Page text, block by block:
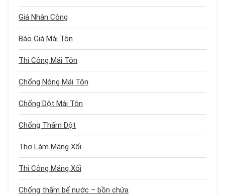
Giá Nhân Công
Báo Giá Mái Tôn
Thi Công Mái Tôn
Chống Nóng Mái Tôn
Chống Dột Mái Tôn
Chống Thấm Dột
Thợ Làm Máng Xối
Thi Công Máng Xối
Chống thấm bể nước – bồn chứa